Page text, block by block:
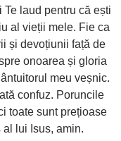
laud pentru că ești
al vieții mele. Fie ca
și devoțiunii față de
onoarea și gloria
meu veșnic.
confuz. Poruncile
toate sunt prețioase
lui Isus, amin.